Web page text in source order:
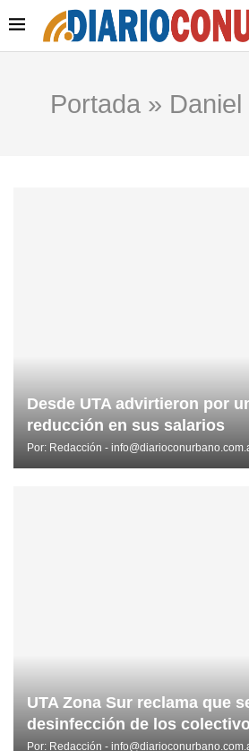
Portada»
Desde UTA advirtieron por
reducción en sus salarios
Por: Redacción -
UTA Zona Sur reclama que
desinfección de los
Por: Redacción -